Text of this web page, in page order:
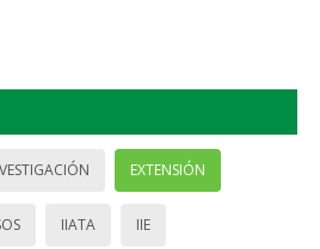
EXTENSIÓN
IIATA IIE